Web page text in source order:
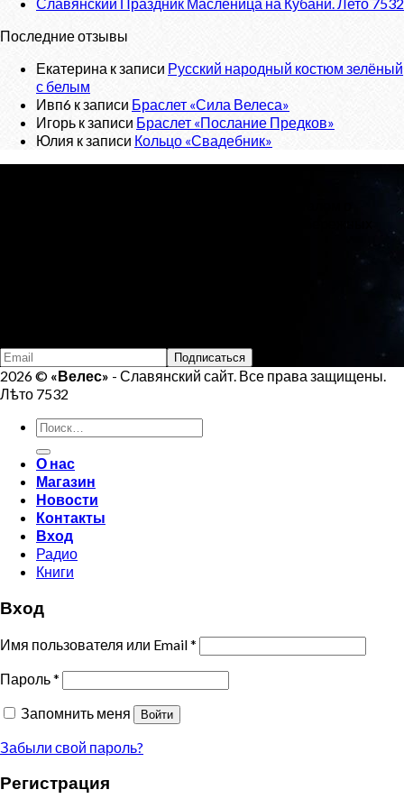
Последние отзывы
Екатерина к записи Русский народный костюм зелёный
с белым
Ивп6 к записи Браслет «Сила Велеса»
Игорь к записи Браслет «Послание Предков»
Юлия к записи Кольцо «Свадебник»
2026 © «Велес» - Славянский сайт. Все права защищены.
Лѣто 7532
Искать:
О нас
Магазин
Новости
Контакты
Вход
Радио
Книги
Вход
Имя пользователя или Email*
Пароль*
Запомнить меня
Войти
Забыли свой пароль?
Регистрация